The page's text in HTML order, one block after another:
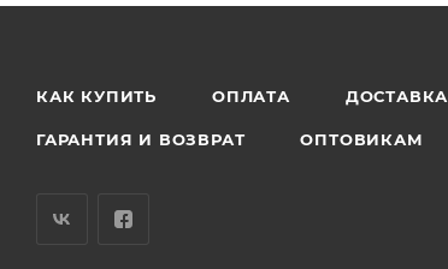
КАК КУПИТЬ ОПЛАТА ДОСТАВКА
ГАРАНТИЯ И ВОЗВРАТ ОПТОВИКАМ